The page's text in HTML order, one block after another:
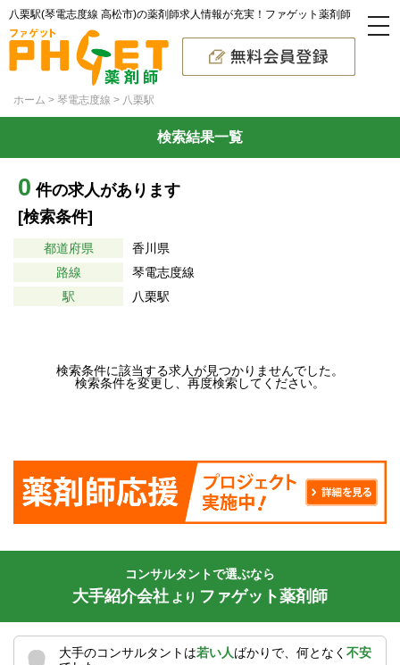
八栗駅(琴電志度線 高松市)の薬剤師求人情報が充実！ファゲット薬剤師
ホーム 琴電志度線 八栗駅
検索結果一覧
0 件の求人があります
[検索条件]
都道府県
香川県
路線
琴電志度線
駅
八栗駅
検索条件に該当する求人が見つかりませんでした。
検索条件を変更し、再度検索してください。
コンサルタントで選ぶなら
大手紹介会社 より ファゲット薬剤師
大手のコンサルタントは若い人ばかりで、何となく 不安